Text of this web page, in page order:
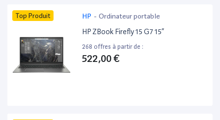
Top Produit HP - Ordinateur portable
HP ZBook Firefly 15 G7 15”
268 offres à partir de :
522,00 €